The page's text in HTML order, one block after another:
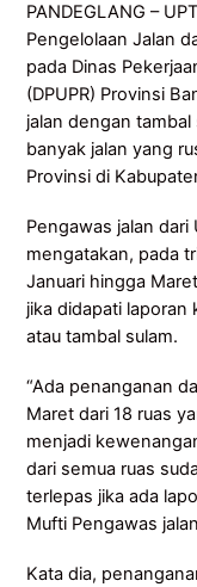
PANDEGLANG –
Pengelolaan Jalan
pada Dinas
(DPUPR) Provinsi
jalan dengan
banyak jalan yang
Provinsi di
Pengawas jalan dari
mengatakan, pada
Januari hingga
jika didapati laporan
atau tambal sulam.
“Ada penanganan
Maret dari 18 ruas
menjadi
dari semua ruas
terlepas jika ada
Mufti Pengawas
Kata dia,